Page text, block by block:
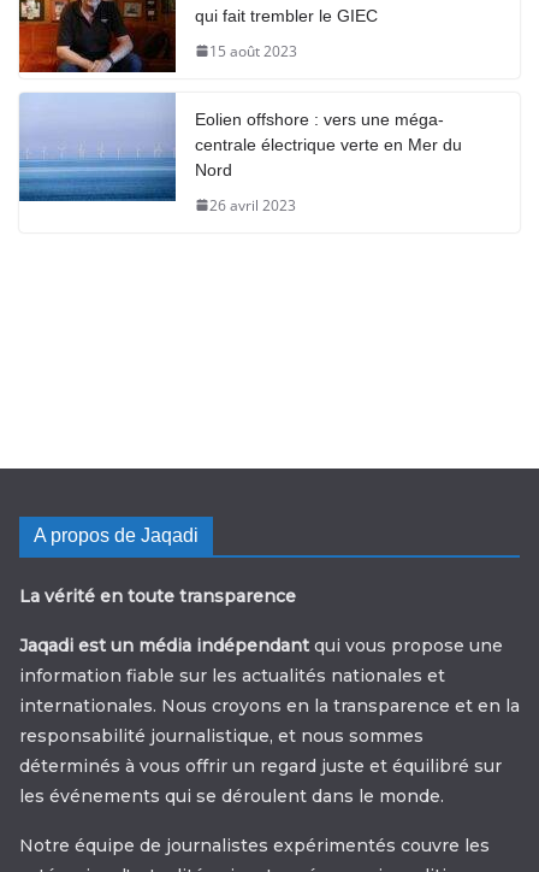
qui fait trembler le GIEC
15 août 2023
Eolien offshore : vers une méga-
centrale électrique verte en Mer du
Nord
26 avril 2023
A propos de Jaqadi
La vérité en toute transparence
Jaqadi est un média indépendant qui vous propose une
information fiable sur les actualités nationales et
internationales. Nous croyons en la transparence et en la
responsabilité journalistique, et nous sommes
déterminés à vous offrir un regard juste et équilibré sur
les événements qui se déroulent dans le monde.
Notre équipe de journalistes expérimentés couvre les